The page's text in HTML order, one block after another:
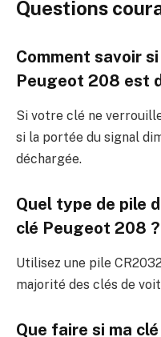
Questions
Comment savoir
Peugeot 208 est
Si votre clé ne
si la portée du signal
déchargée.
Quel type de pile
clé Peugeot 208 ?
Utilisez une pile
majorité des clés de
Que faire si ma